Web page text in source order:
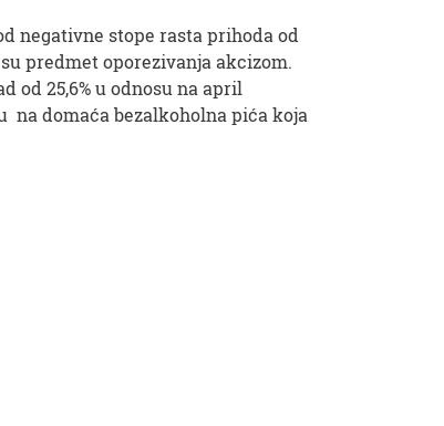
negativne stope rasta prihoda od
predmet oporezivanja akcizom.
od 25,6% u odnosu na april
na domaća bezalkoholna pića koja